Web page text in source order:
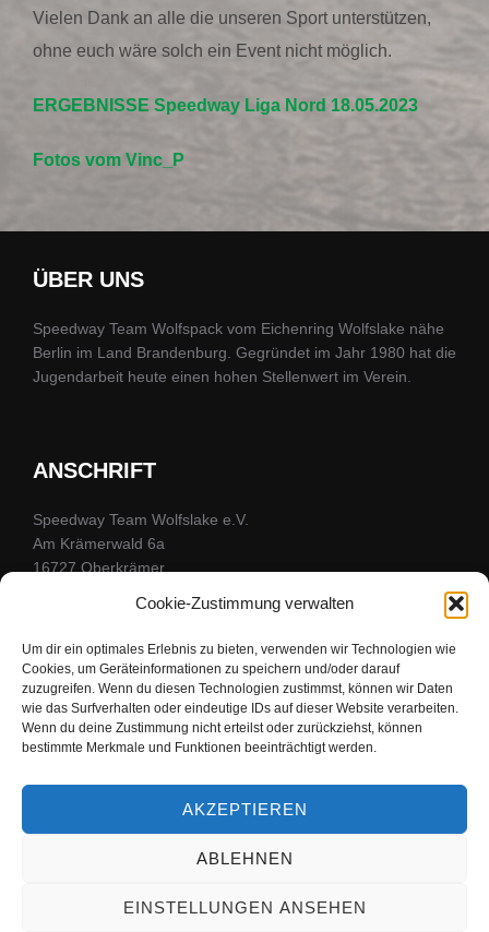
Cookie-Zustimmung verwalten
Um dir ein optimales Erlebnis zu bieten, verwenden wir Technologien wie
Cookies, um Geräteinformationen zu speichern und/oder darauf
zuzugreifen. Wenn du diesen Technologien zustimmst, können wir Daten
wie das Surfverhalten oder eindeutige IDs auf dieser Website verarbeiten.
Wenn du deine Zustimmung nicht erteilst oder zurückziehst, können
bestimmte Merkmale und Funktionen beeinträchtigt werden.
AKZEPTIEREN
ABLEHNEN
EINSTELLUNGEN ANSEHEN
Vielen Dank an alle die unseren Sport unterstützen,
ohne euch wäre solch ein Event nicht möglich.
ERGEBNISSE Speedway Liga Nord 18.05.2023
Fotos vom Vinc_P
ÜBER UNS
Speedway Team Wolfspack vom Eichenring Wolfslake nähe
Berlin im Land Brandenburg. Gegründet im Jahr 1980 hat die
Jugendarbeit heute einen hohen Stellenwert im Verein.
ANSCHRIFT
Speedway Team Wolfslake e.V.
Am Krämerwald 6a
16727 Oberkrämer
FOLGE UNS
Bleibe mit uns in Kontakt
facebookyoutubeinstagram
Copyright © 2026 Speedwayteam Wolfslake